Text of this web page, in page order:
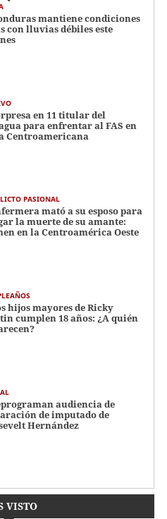
mantiene condiciones
con lluvias débiles este
en 11 titular del
para enfrentar al FAS en
Centroamericana
PASIONAL
mató a su esposo para
la muerte de su amante:
en la Centroamérica Oeste
hijos mayores de Ricky
cumplen 18 años: ¿A quién
audiencia de
de imputado de
Hernández
VISTO